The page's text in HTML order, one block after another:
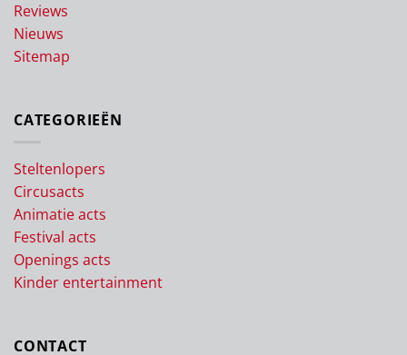
Reviews
Nieuws
Sitemap
CATEGORIEËN
Steltenlopers
Circusacts
Animatie acts
Festival acts
Openings acts
Kinder entertainment
CONTACT